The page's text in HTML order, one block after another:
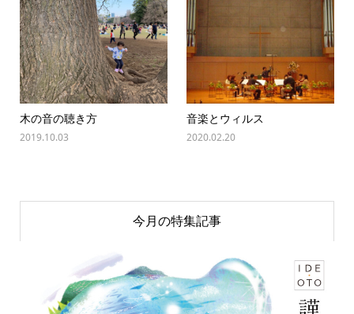
木の音の聴き方
2019.10.03
音楽とウィルス
2020.02.20
今月の特集記事